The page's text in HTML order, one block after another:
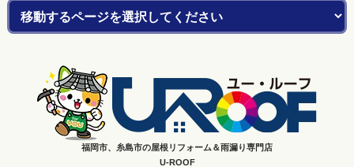
福岡市、糸島市の屋根リフォーム＆雨漏り専門店
U-ROOF